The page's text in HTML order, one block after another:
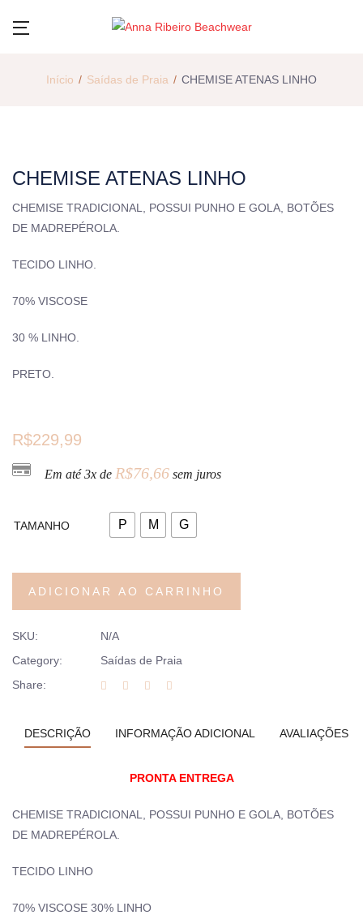
Início Saídas de Praia CHEMISE ATENAS LINHO
CHEMISE ATENAS LINHO
CHEMISE TRADICIONAL, POSSUI PUNHO E GOLA, BOTÕES
DE MADREPÉROLA.
TECIDO LINHO.
70% VISCOSE
30 % LINHO.
PRETO.
R$229,99
Em até 3x de R$76,66 sem juros
TAMANHO P M G
ADICIONAR AO CARRINHO
SKU:
N/A
Category:
Saídas de Praia
Share:
DESCRIÇÃO INFORMAÇÃO ADICIONAL AVALIAÇÕES
PRONTA ENTREGA
CHEMISE TRADICIONAL, POSSUI PUNHO E GOLA, BOTÕES
DE MADREPÉROLA.
TECIDO LINHO
70% VISCOSE 30% LINHO